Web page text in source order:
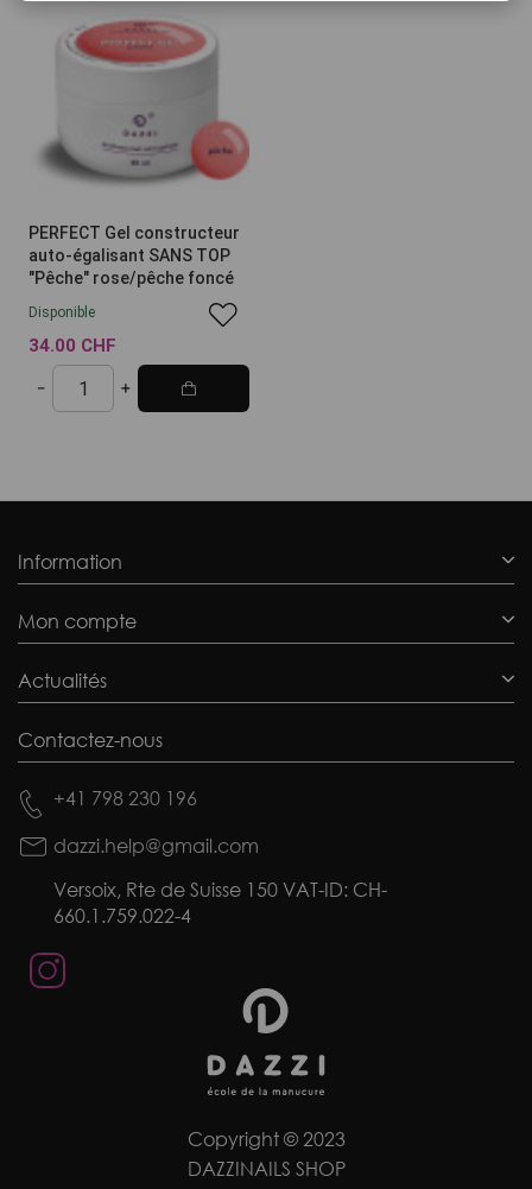
PERFECT Gel constructeur
auto-égalisant SANS TOP
"Pêche" rose/pêche foncé
Disponible
34.00 CHF
Information
Mon compte
Actualités
Contactez-nous
+41 798 230 196
dazzi.help@gmail.com
Versoix, Rte de Suisse 150 VAT-ID: CH-
660.1.759.022-4
Copyright © 2023
DAZZINAILS SHOP